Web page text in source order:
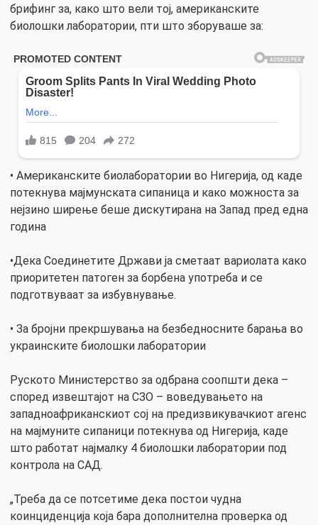
брифинг за, како што вели тој, американските
биолошки лаборатории, пти што зборуваше за:
• Американските биолаборатории во Нигерија, од каде
потекнува мајмунската сипаница и како можноста за
нејзино ширење беше дискутирана на Запад пред една
година
•Дека Соединетите Држави ја сметаат вариолата како
приоритетен патоген за борбена употреба и се
подготвуваат за избувнување.
• За бројни прекршувања на безбедносните барања во
украинските биолошки лаборатории
Руското Министерство за одбрана соопшти дека –
според извештајот на СЗО – воведувањето на
западноафриканскиот сој на предизвикувачкиот агенс
на мајмуните сипаници потекнува од Нигерија, каде
што работат најмалку 4 биолошки лаборатории под
контрола на САД.
„Треба да се потсетиме дека постои чудна
коинциденција која бара дополнителна проверка од